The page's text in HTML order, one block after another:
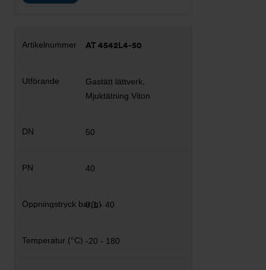
AT 4542L4-50
Gastätt lättverk,
Mjuktätning Viton
50
40
0,1 - 40
-20 - 180